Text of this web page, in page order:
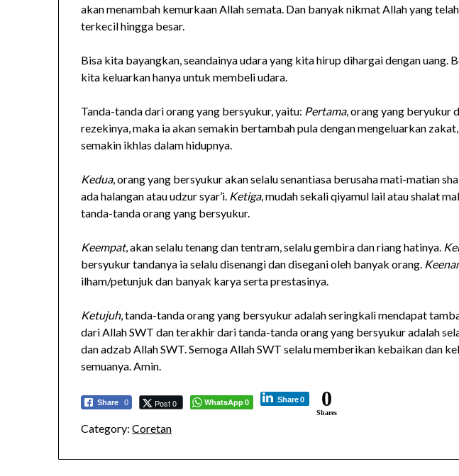
akan menambah kemurkaan Allah semata. Dan banyak nikmat Allah yang
terkecil hingga besar.
Bisa kita bayangkan, seandainya udara yang kita hirup dihargai dengan uang.
kita keluarkan hanya untuk membeli udara.
Tanda-tanda dari orang yang bersyukur, yaitu: Pertama, orang yang beryukur
rezekinya, maka ia akan semakin bertambah pula dengan mengeluarkan
semakin ikhlas dalam hidupnya.
Kedua, orang yang bersyukur akan selalu senantiasa berusaha mati-matian
ada halangan atau udzur syar’i. Ketiga, mudah sekali qiyamul lail atau shalat
tanda-tanda orang yang bersyukur.
Keempat, akan selalu tenang dan tentram, selalu gembira dan riang hatinya.
bersyukur tandanya ia selalu disenangi dan disegani oleh banyak orang.
ilham/petunjuk dan banyak karya serta prestasinya.
Ketujuh, tanda-tanda orang yang bersyukur adalah seringkali mendapat
dari Allah SWT dan terakhir dari tanda-tanda orang yang bersyukur adalah
dan adzab Allah SWT. Semoga Allah SWT selalu memberikan kebaikan dan
semuanya. Amin.
Share 0 Post 0 WhatsApp0 Share0 0
Shares
Category: Coretan